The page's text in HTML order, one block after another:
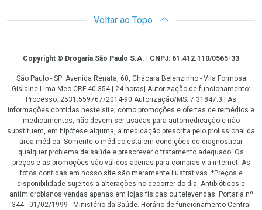
Voltar ao Topo
CopyrightCopyright © Drogaria São Paulo S.A. | CNPJ: 61.412.110/0565-33
São Paulo - SP: Avenida Renata, 60, Chácara Belenzinho - Vila Formosa
Gislaine Lima Meo CRF 40.354 | 24 horas| Autorização de funcionamento:
Processo: 2531.559767/2014-90 Autorização/MS: 7.31847.3 | As
informações contidas neste site, como promoções e ofertas de remédios e
medicamentos, não devem ser usadas para automedicação e não
substituem, em hipótese alguma, a medicação prescrita pelo profissional da
área médica. Somente o médico está em condições de diagnosticar
qualquer problema de saúde e prescrever o tratamento adequado. Os
preços e as promoções são válidos apenas para compras via internet. As
fotos contidas em nosso site são meramente ilustrativas. *Preços e
disponibilidade sujeitos a alterações no decorrer do dia. Antibióticos e
antimicrobianos vendas apenas em lojas físicas ou televendas. Portaria nº
344 - 01/02/1999 - Ministério da Saúde. Horário de funcionamento Central